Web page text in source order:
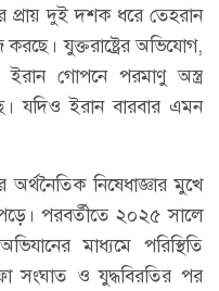
প্রায় দুই দশক ধরে তেহরান
যুক্তরাষ্ট্রের অভিযোগ,
ইরান গোপনে পরমাণু অস্ত্র
যদিও ইরান বারবার এমন
নিষেধাজ্ঞার মুখে
পরবর্তীতে ২০২৫ সালে
মাধ্যমে পরিস্থিতি
ও যুদ্ধবিরতির পর